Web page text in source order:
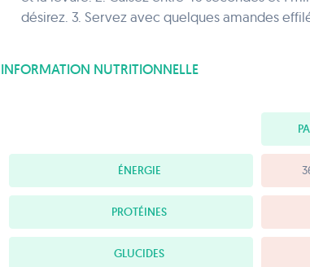
désirez. 3. Servez avec quelques amandes
INFORMATION NUTRITIONNELLE
ÉNERGIE
PROTÉINES
GLUCIDES